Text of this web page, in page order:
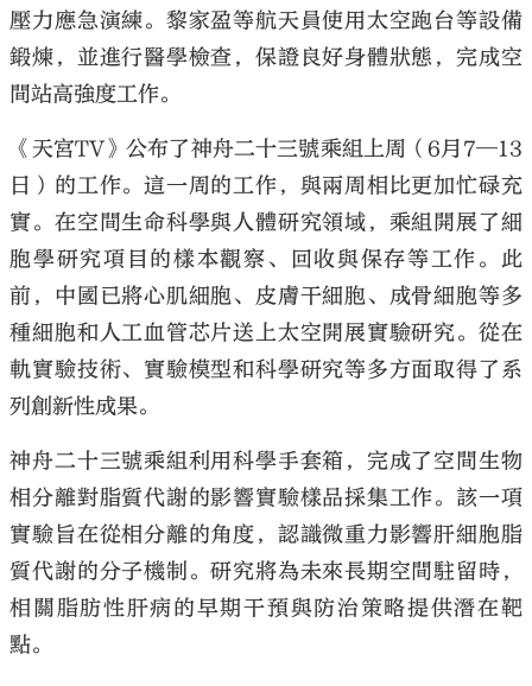
壓力應急演練。黎家盈等航天員使用太空跑台等設備
鍛煉，並進行醫學檢查，保證良好身體狀態，完成空
間站高強度工作。
《天宮TV》公布了神舟二十三號乘組上周（6月7—13
日）的工作。這一周的工作，與兩周相比更加忙碌充
實。在空間生命科學與人體研究領域，乘組開展了細
胞學研究項目的樣本觀察、回收與保存等工作。此
前，中國已將心肌細胞、皮膚干細胞、成骨細胞等多
種細胞和人工血管芯片送上太空開展實驗研究。從在
軌實驗技術、實驗模型和科學研究等多方面取得了系
列創新性成果。
神舟二十三號乘組利用科學手套箱，完成了空間生物
相分離對脂質代謝的影響實驗樣品採集工作。該一項
實驗旨在從相分離的角度，認識微重力影響肝細胞脂
質代謝的分子機制。研究將為未來長期空間駐留時，
相關脂肪性肝病的早期干預與防治策略提供潛在靶
點。